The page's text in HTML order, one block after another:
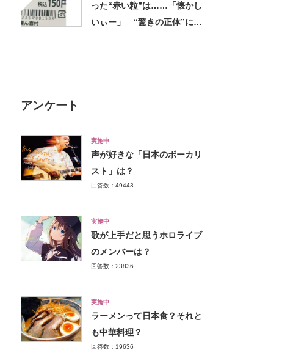
った“赤い粒”は……「懐かし
いぃー」 “驚きの正体”に
アンケート
実施中
声が好きな「日本のボーカリ
スト」は？
回答数：49443
実施中
歌が上手だと思うホロライブ
のメンバーは？
回答数：23836
実施中
ラーメンって日本食？それと
も中華料理？
回答数：19636